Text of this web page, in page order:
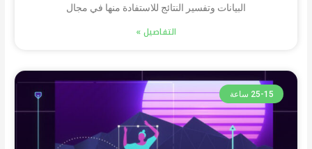
البيانات وتفسير النتائج للاستفادة منها في مجال
التفاصيل »
25-15 ساعة